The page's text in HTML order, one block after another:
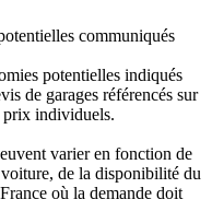
communiqués
potentielles indiqués
de garages référencés sur
prix individuels.
varier en fonction de
de la disponibilité du
où la demande doit